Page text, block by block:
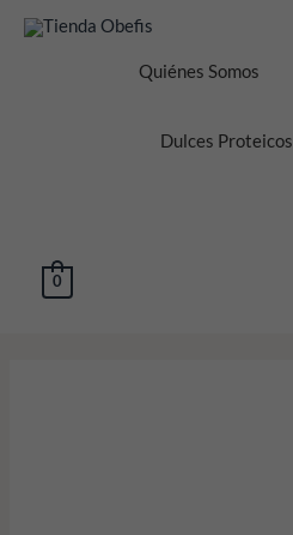
Quiénes Somos
Dulces Proteicos
0